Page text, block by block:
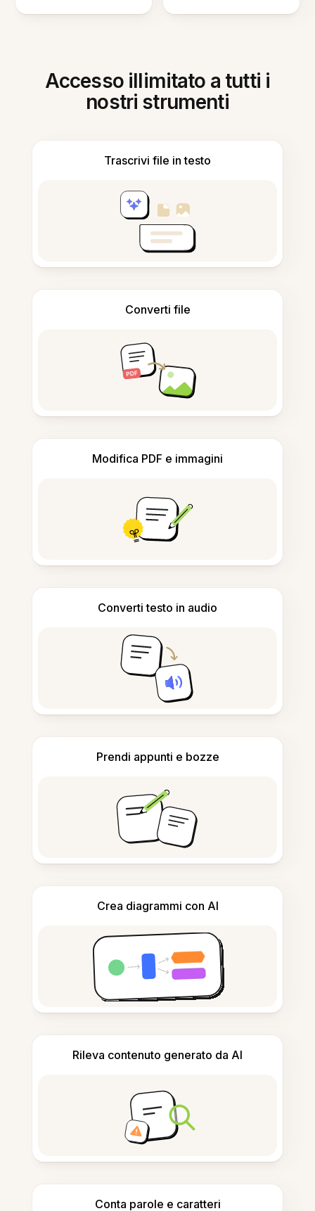
Accesso illimitato a tutti i
nostri strumenti
Trascrivi file in testo
Converti file
Modifica PDF e immagini
Converti testo in audio
Prendi appunti e bozze
Crea diagrammi con AI
Rileva contenuto generato da AI
Conta parole e caratteri